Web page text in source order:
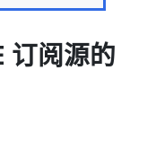
订阅源的